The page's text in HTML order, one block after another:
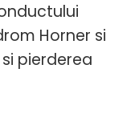
Horner si
pierderea